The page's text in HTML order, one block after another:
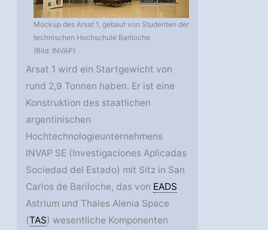
Mockup des Arsat 1, gebaut von Studenten der
technischen Hochschule Bariloche
(Bild: INVAP)
Arsat 1 wird ein Startgewicht von
rund 2,9 Tonnen haben. Er ist eine
Konstruktion des staatlichen
argentinischen
Hochtechnologieunternehmens
INVAP SE (Investigaciones Aplicadas
Sociedad del Estado) mit Sitz in San
Carlos de Bariloche, das von EADS
Astrium und Thales Alenia Space
(TAS) wesentliche Komponenten